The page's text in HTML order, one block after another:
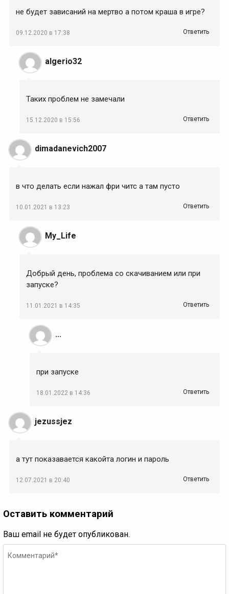
не будет зависаний на мертво а потом краша в игре?
09.12.2020 в 17:38 Ответить
algerio32
Таких проблем не замечали
15.12.2020 в 15:56 Ответить
dimadanevich2007
в что делать если нажал фри читс а там пусто
10.01.2021 в 13:23 Ответить
My_Life
Добрый день, проблема со скачиванием или при
запуске?
11.01.2021 в 14:35 Ответить
...
при запуске
18.01.2022 в 14:36 Ответить
jezussjez
а тут показавается какойта логин и пароль
12.07.2021 в 20:40 Ответить
Оставить комментарий
Ваш email не будет опубликован.